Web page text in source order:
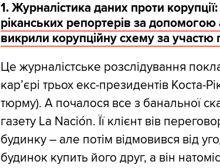
1. Журналістика даних проти
ріканських репортерів за допомогою
викрили корупційну схему за участю
Це журналістське розслідування
кар’єрі трьох екс-президентів Коста-
тюрму). А почалося все з банальної
газету La Nación. Її клієнт вів
будинку – але потім відмовився від
будинок купить його друг, а він